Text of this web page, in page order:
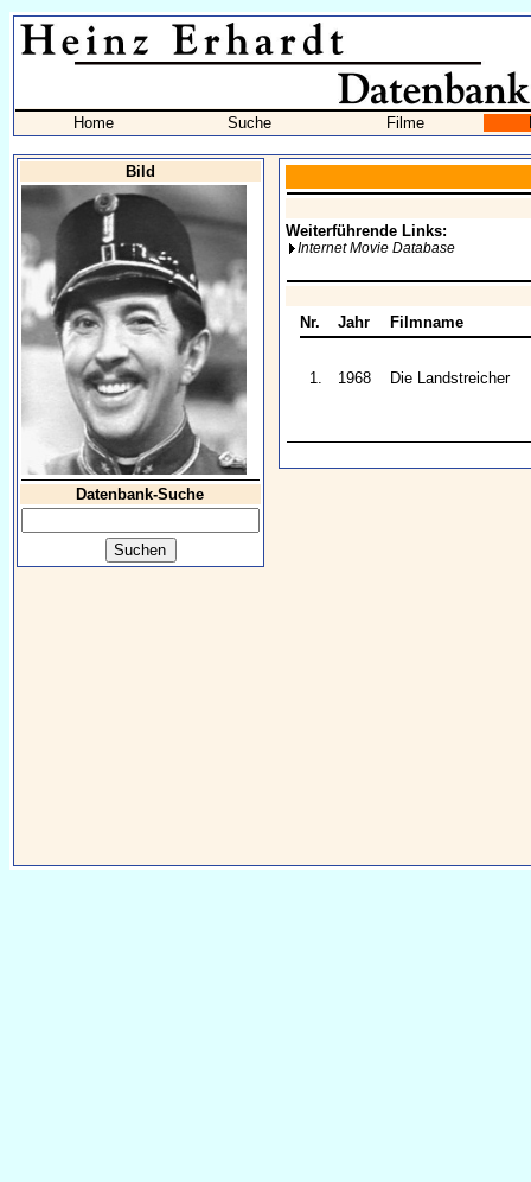
Home Suche Filme
Bild
Datenbank-Suche
Weiterführende Links:
Internet Movie Database
Nr. Jahr Filmname
1. 1968 Die Landstreicher